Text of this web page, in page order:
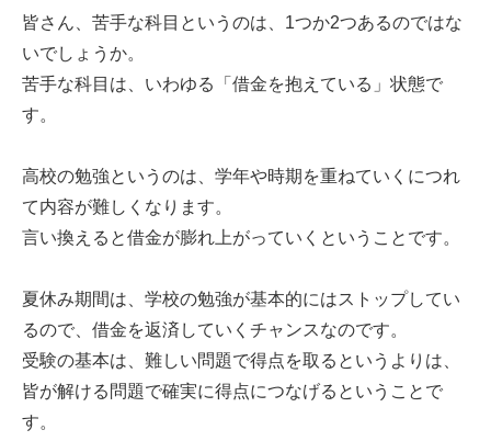
皆さん、苦手な科目というのは、1つか2つあるのではな
いでしょうか。
苦手な科目は、いわゆる「借金を抱えている」状態で
す。
高校の勉強というのは、学年や時期を重ねていくにつれ
て内容が難しくなります。
言い換えると借金が膨れ上がっていくということです。
夏休み期間は、学校の勉強が基本的にはストップしてい
るので、借金を返済していくチャンスなのです。
受験の基本は、難しい問題で得点を取るというよりは、
皆が解ける問題で確実に得点につなげるということで
す。